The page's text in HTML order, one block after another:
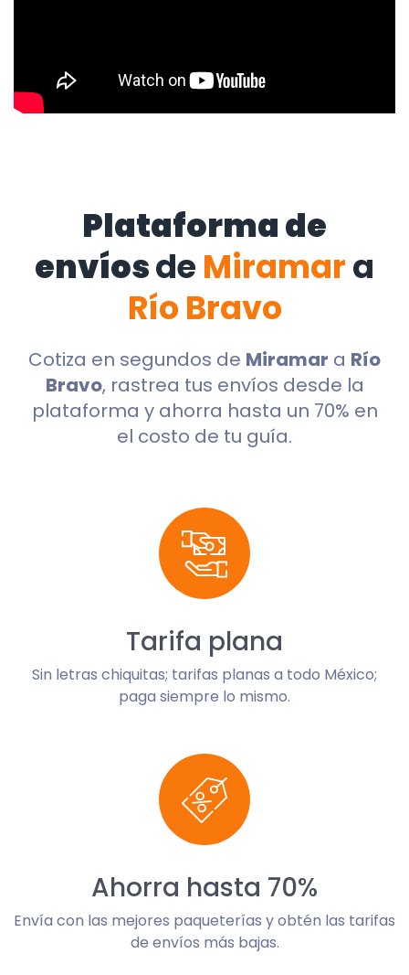
Plataforma de
envíosde Miramara
Río Bravo
Cotiza en segundos de Miramar a Río
Bravo, rastrea tus envíos desde la
plataforma y ahorra hasta un 70% en
el costo de tu guía.
Tarifa plana
Sin letras chiquitas; tarifas planas a todo México;
paga siempre lo mismo.
Ahorra hasta 70%
Envía con las mejores paqueterías y obtén las tarifas
de envíos más bajas.